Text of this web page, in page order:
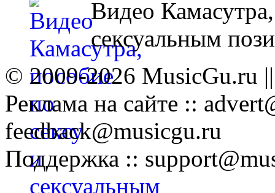
Видео
сексуальным
© 2009-2026 MusicGu.ru
Реклама на сайте ::
feedback@musicgu.ru
Поддержка ::